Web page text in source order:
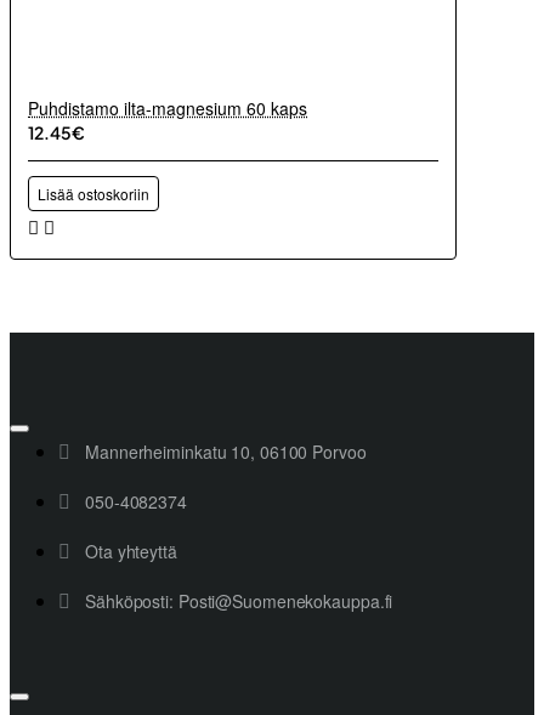
Puhdistamo ilta-magnesium 60 kaps
12.45€
Lisää ostoskoriin
Mannerheiminkatu 10, 06100 Porvoo
050-4082374
Ota yhteyttä
Sähköposti: Posti@Suomenekokauppa.fi